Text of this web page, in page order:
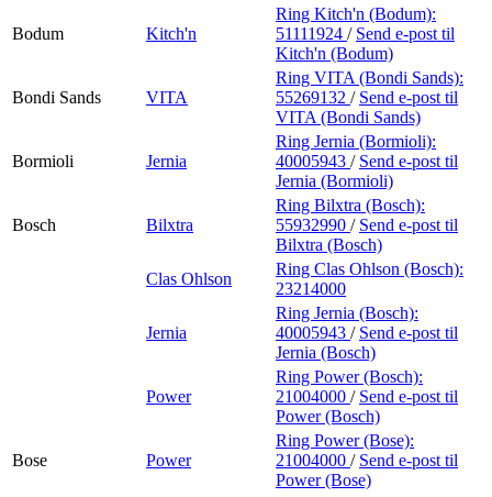
Bodum Kitch'n
Ring Kitch'n (Bodum):
51111924 / Send e-post til
Kitch'n (Bodum)
Bondi Sands VITA
Ring VITA (Bondi Sands):
55269132 / Send e-post til
VITA (Bondi Sands)
Bormioli Jernia
Ring Jernia (Bormioli):
40005943 / Send e-post til
Jernia (Bormioli)
Bosch Bilxtra
Ring Bilxtra (Bosch):
55932990 / Send e-post til
Bilxtra (Bosch)
Clas Ohlson
Ring Clas Ohlson (Bosch):
23214000
Jernia
Ring Jernia (Bosch):
40005943 / Send e-post til
Jernia (Bosch)
Power
Ring Power (Bosch):
21004000 / Send e-post til
Power (Bosch)
Bose Power
Ring Power (Bose):
21004000 / Send e-post til
Power (Bose)